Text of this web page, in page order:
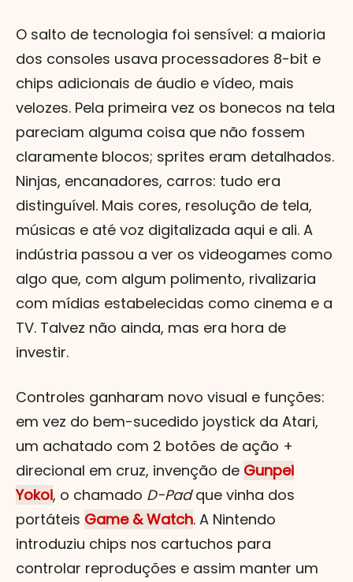
O salto de tecnologia foi sensível: a maioria
dos consoles usava processadores 8-bit e
chips adicionais de áudio e vídeo, mais
velozes. Pela primeira vez os bonecos na tela
pareciam alguma coisa que não fossem
claramente blocos; sprites eram detalhados.
Ninjas, encanadores, carros: tudo era
distinguível. Mais cores, resolução de tela,
músicas e até voz digitalizada aqui e ali. A
indústria passou a ver os videogames como
algo que, com algum polimento, rivalizaria
com mídias estabelecidas como cinema e a
TV. Talvez não ainda, mas era hora de
investir.
Controles ganharam novo visual e funções:
em vez do bem-sucedido joystick da Atari,
um achatado com 2 botões de ação +
direcional em cruz, invenção de Gunpei
Yokoi, o chamado D-Padque vinha dos
portáteis Game & Watch. A Nintendo
introduziu chips nos cartuchos para
controlar reproduções e assim manter um